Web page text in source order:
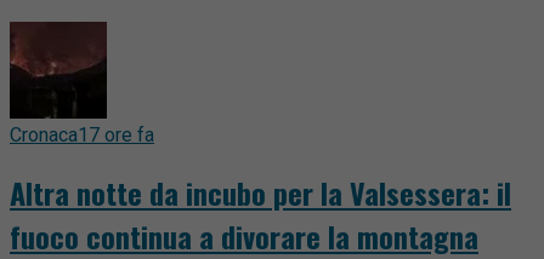
Cronaca17 ore fa
Altra notte da incubo per la Valsessera: il
fuoco continua a divorare la montagna